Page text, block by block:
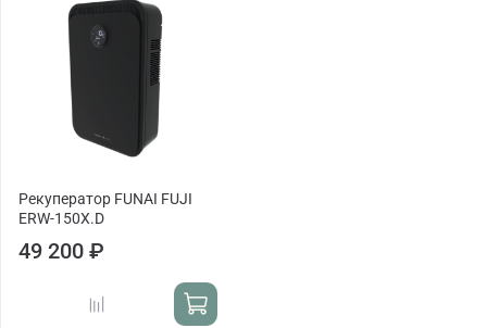
Рекуператор FUNAI FUJI
ERW-150X.D
49 200 ₽